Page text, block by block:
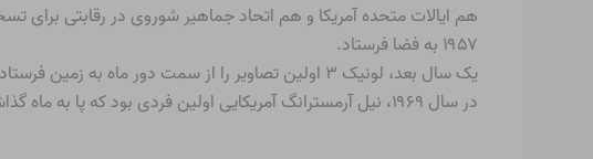
هم ایالات متحده آمریکا و هم اتحاد جماهیر شوروی در رقابتی برای
۱۹۵۷ به فضا فرستاد.
یک سال بعد، لونیک ۳ اولین تصاویر را از سمت دور ماه به زمین فرستاد.
در سال ۱۹۶۹، نیل آرمسترانگ آمریکایی اولین فردی بود که پا به ماه گذاشت.